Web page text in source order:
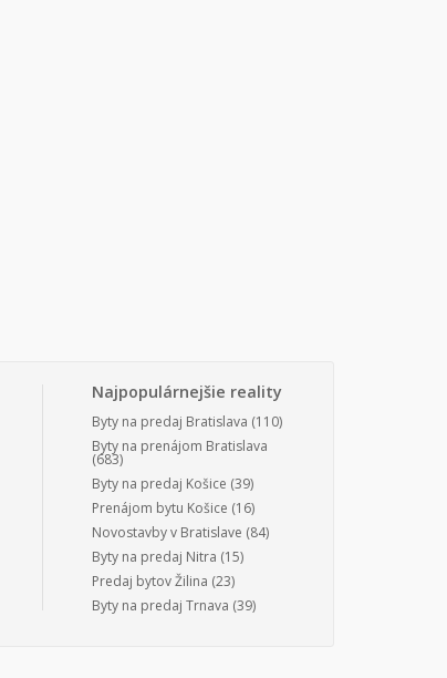
Najpopulárnejšie reality
Byty na predaj Bratislava (110)
Byty na prenájom Bratislava
(683)
Byty na predaj Košice (39)
Prenájom bytu Košice (16)
Novostavby v Bratislave (84)
Byty na predaj Nitra (15)
Predaj bytov Žilina (23)
Byty na predaj Trnava (39)